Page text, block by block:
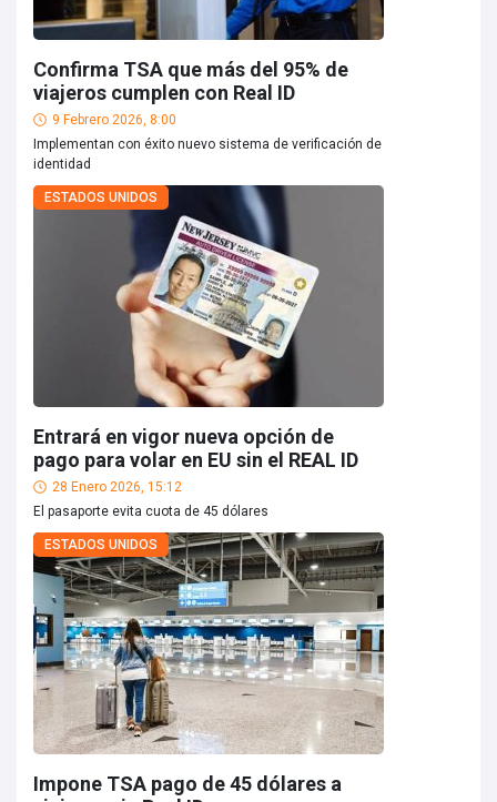
Confirma TSA que más del 95% de
viajeros cumplen con Real ID
9 Febrero 2026, 8:00
Implementan con éxito nuevo sistema de verificación de
identidad
ESTADOS UNIDOS
Entrará en vigor nueva opción de
pago para volar en EU sin el REAL ID
28 Enero 2026, 15:12
El pasaporte evita cuota de 45 dólares
ESTADOS UNIDOS
Impone TSA pago de 45 dólares a